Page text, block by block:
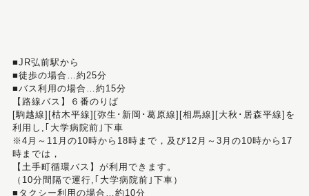
■JR弘前駅から
■徒歩の場合…約25分
■バス利用の場合…約15分
【路線バス】６番のりば
[駒越線][枯木平線][弥生･新岡･葛原線][相馬線][大秋･居森平線]を
利用し,｢大学病院前｣下車
※4月～11月の10時から18時まで，及び12月～3月の10時から17
時までは，
【土手町循環バス】が利用できます。
（10分間隔で運行,｢大学病院前｣下車）
■タクシー利用の場合…約10分